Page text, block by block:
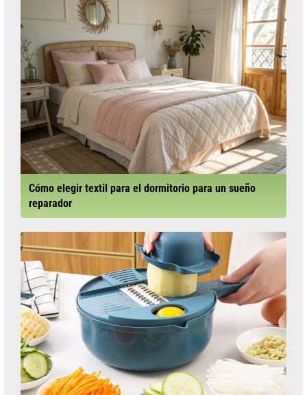
Cómo elegir textil para el dormitorio para un sueño
reparador